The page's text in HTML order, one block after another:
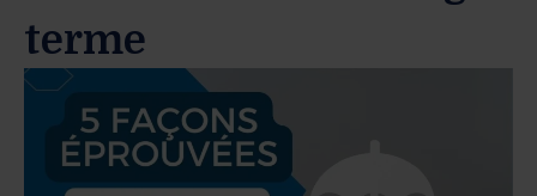
terme